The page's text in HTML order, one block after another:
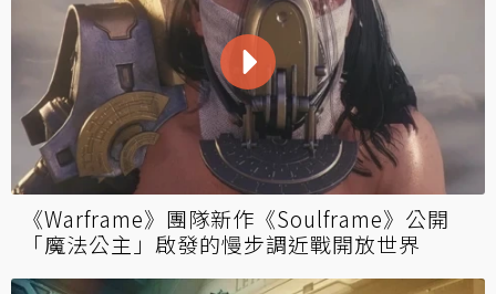
《Warframe》團隊新作《Soulframe》公開
「魔法公主」啟發的慢步調近戰開放世界